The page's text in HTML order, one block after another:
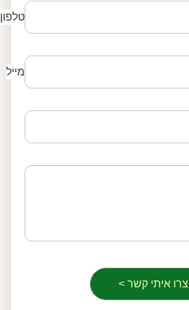
טלפון
מייל